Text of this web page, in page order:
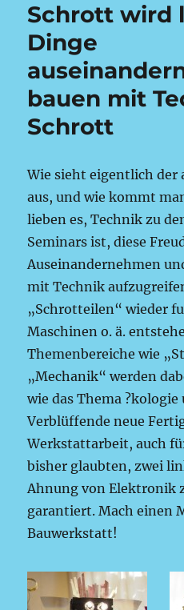
Schrott wird
Dinge
bauen mit
Schrott
Wie sieht eigentlich der
aus, und wie kommt
lieben es, Technik zu
Seminars ist, diese
Auseinandernehmen
mit Technik
„Schrotteilen“ wieder
Maschinen o. ä.
Themenbereiche wie
„Mechanik“ werden
wie das Thema ?kologie
Verblüffende neue
Werkstattarbeit, auch
bisher glaubten, zwei
Ahnung von Elektronik
garantiert. Mach einen
Bauwerkstatt!